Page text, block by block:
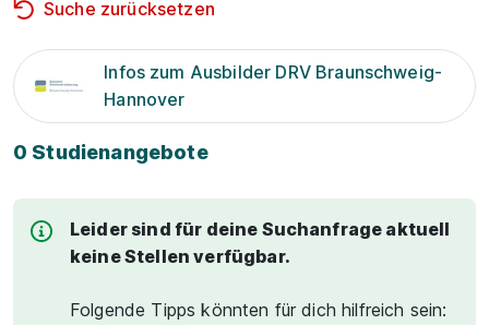
Suche zurücksetzen
Infos zum Ausbilder DRV Braunschweig-
Hannover
0 Studienangebote
Leider sind für deine Suchanfrage aktuell
keine Stellen verfügbar.
Folgende Tipps könnten für dich hilfreich sein: